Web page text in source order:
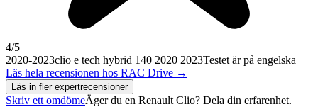
4/5
2020-2023clio e tech hybrid 140 2020 2023Testet är på engelska
Läs hela recensionen hos RAC Drive →
Läs in fler expertrecensioner
Skriv ett omdömeÄger du en Renault Clio? Dela din erfarenhet.